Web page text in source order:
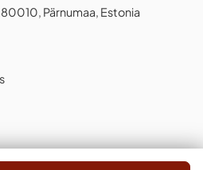
Pärnumaa, Estonia